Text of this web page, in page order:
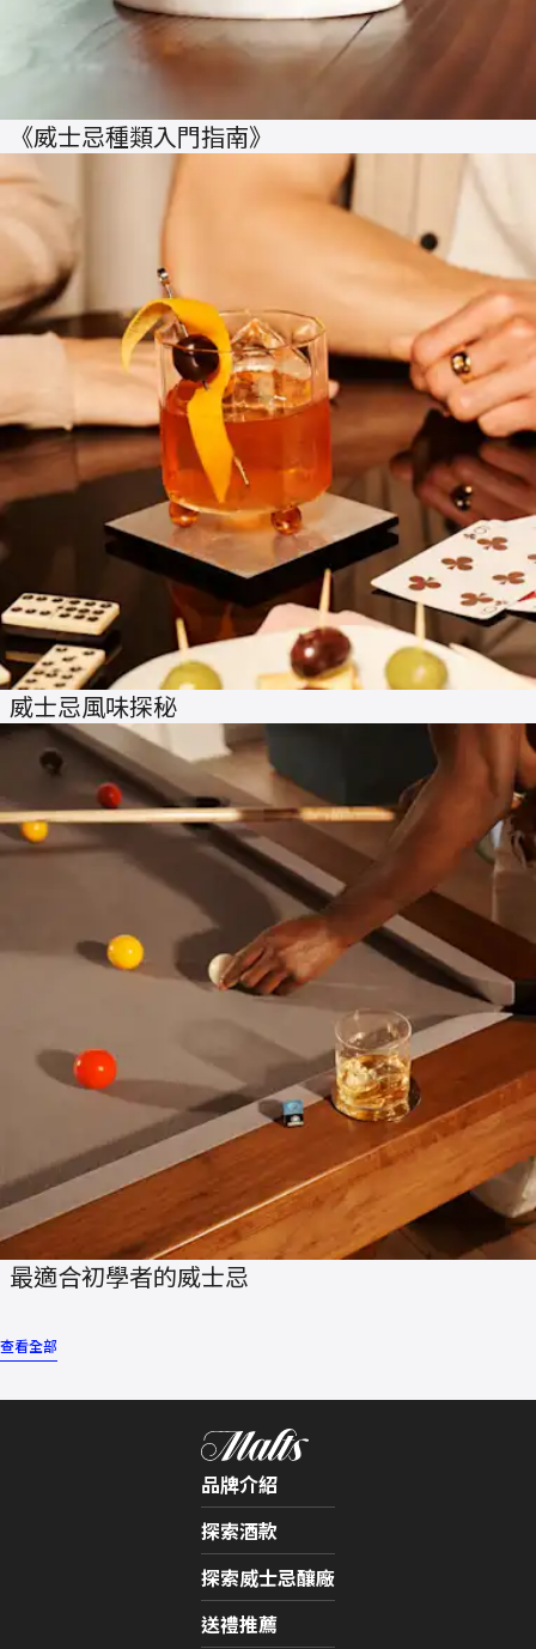
《威士忌種類入門指南》
威士忌風味探秘
最適合初學者的威士忌
查看全部
品牌介紹
探索酒款
探索威士忌釀廠​
送禮推薦